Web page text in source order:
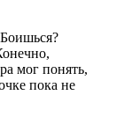
мог понять,
пока не